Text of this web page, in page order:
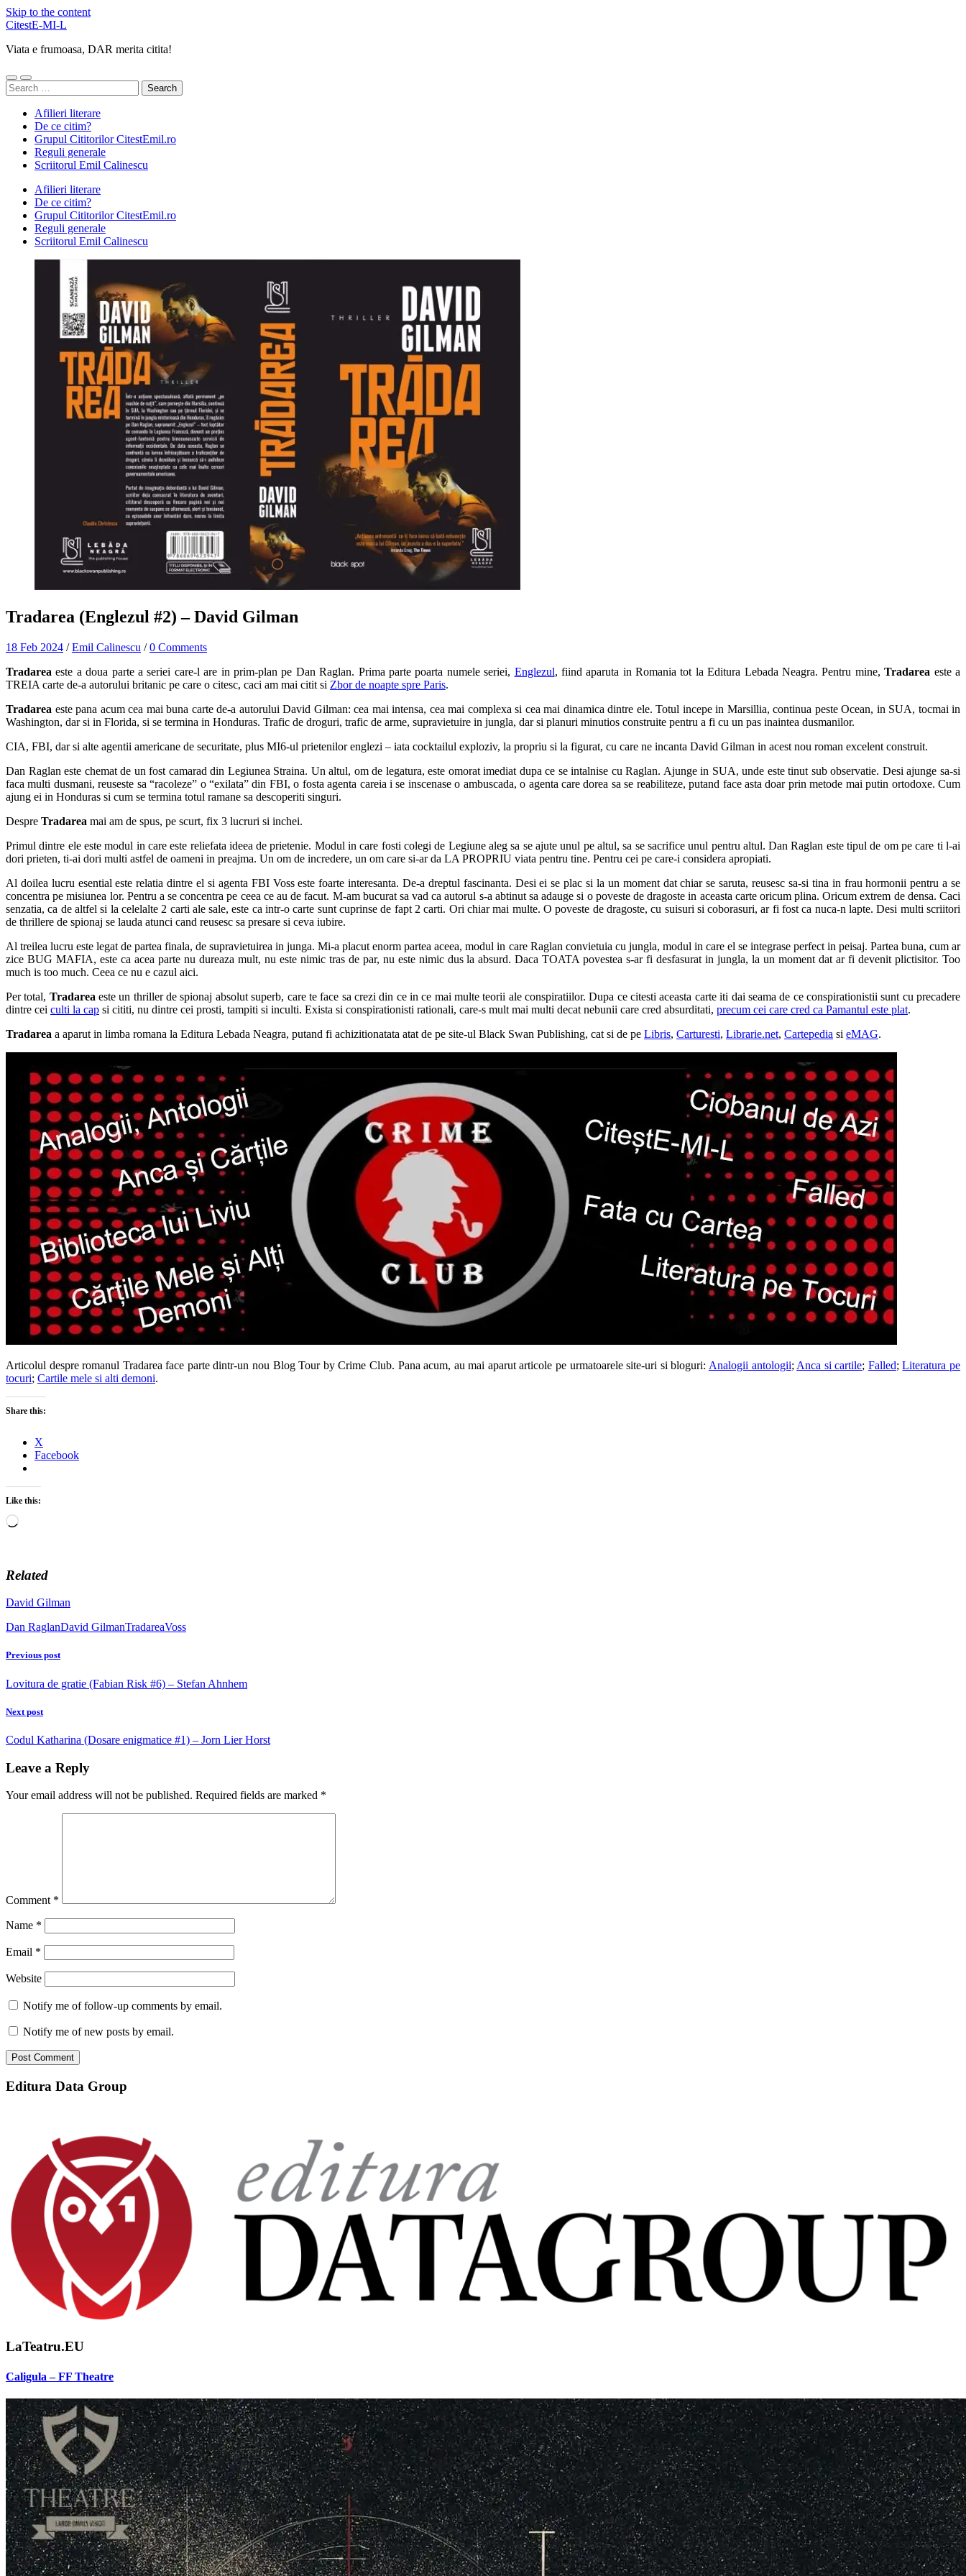
Skip to the content
CitestE-MI-L
Viata e frumoasa, DAR merita citita!
Toggle
mobile
Toggle
search
Search
for:
Afilieri literare
De ce citim?
Grupul Cititorilor CitestEmil.ro
Reguli generale
Scriitorul Emil Calinescu
Afilieri literare
De ce citim?
Grupul Cititorilor CitestEmil.ro
Reguli generale
Scriitorul Emil Calinescu
Tradarea (Englezul #2) – David Gilman
18 Feb 2024 /Emil Calinescu /0 Comments
Tradarea este a doua parte a seriei care-l are in prim-plan pe Dan Raglan. Prima parte poarta numele seriei, Englezul, fiind aparuta in Romania tot la Editura Lebada Neagra. Pentru mine,Tradarea este a
TREIA carte de-a autorului britanic pe care o citesc, caci am mai citit si Zbor de noapte spre Paris.
Tradarea este pana acum cea mai buna carte de-a autorului David Gilman: cea mai intensa, cea mai complexa si cea mai dinamica dintre ele. Totul incepe in Marsillia, continua peste Ocean, in SUA, tocmai in
Washington, dar si in Florida, si se termina in Honduras. Trafic de droguri, trafic de arme, supravietuire in jungla, dar si planuri minutios construite pentru a fi cu un pas inaintea dusmanilor.
CIA, FBI, dar si alte agentii americane de securitate, plus MI6-ul prietenilor englezi – iata cocktailul exploziv, la propriu si la figurat, cu care ne incanta David Gilman in acest nou roman excelent construit.
Dan Raglan este chemat de un fost camarad din Legiunea Straina. Un altul, om de legatura, este omorat imediat dupa ce se intalnise cu Raglan. Ajunge in SUA, unde este tinut sub observatie. Desi ajunge sa-si
faca multi dusmani, reuseste sa “racoleze” o “exilata” din FBI, o fosta agenta careia i se inscenase o ambuscada, o agenta care dorea sa se reabiliteze, putand face asta doar prin metode mai putin ortodoxe. Cum
ajung ei in Honduras si cum se termina totul ramane sa descoperiti singuri.
Despre Tradarea mai am de spus, pe scurt, fix 3 lucruri si inchei.
Primul dintre ele este modul in care este reliefata ideea de prietenie. Modul in care fosti colegi de Legiune aleg sa se ajute unul pe altul, sa se sacrifice unul pentru altul. Dan Raglan este tipul de om pe care ti l-ai
dori prieten, ti-ai dori multi astfel de oameni in preajma. Un om de incredere, un om care si-ar da LA PROPRIU viata pentru tine. Pentru cei pe care-i considera apropiati.
Al doilea lucru esential este relatia dintre el si agenta FBI Voss este foarte interesanta. De-a dreptul fascinanta. Desi ei se plac si la un moment dat chiar se saruta, reusesc sa-si tina in frau hormonii pentru a se
concentra pe misiunea lor. Pentru a se concentra pe ceea ce au de facut. M-am bucurat sa vad ca autorul s-a abtinut sa adauge si o poveste de dragoste in aceasta carte oricum plina. Oricum extrem de densa. Caci
senzatia, ca de altfel si la celelalte 2 carti ale sale, este ca intr-o carte sunt cuprinse de fapt 2 carti. Ori chiar mai multe. O poveste de dragoste, cu suisuri si coborasuri, ar fi fost ca nuca-n lapte. Desi multi scriitori
de thrillere de spionaj se lauda atunci cand reusesc sa presare si ceva iubire.
Al treilea lucru este legat de partea finala, de supravietuirea in junga. Mi-a placut enorm partea aceea, modul in care Raglan convietuia cu jungla, modul in care el se integrase perfect in peisaj. Partea buna, cum ar
zice BUG MAFIA, este ca acea parte nu dureaza mult, nu este nimic tras de par, nu este nimic dus la absurd. Daca TOATA povestea s-ar fi desfasurat in jungla, la un moment dat ar fi devenit plictisitor. Too
much is too much. Ceea ce nu e cazul aici.
Per total, Tradarea este un thriller de spionaj absolut superb, care te face sa crezi din ce in ce mai multe teorii ale conspiratiilor. Dupa ce citesti aceasta carte iti dai seama de ce conspirationistii sunt cu precadere
dintre cei culti la cap si cititi, nu dintre cei prosti, tampiti si inculti. Exista si conspirationisti rationali, care-s mult mai multi decat nebunii care cred absurditati, precum cei care cred ca Pamantul este plat.
Tradarea a aparut in limba romana la Editura Lebada Neagra, putand fi achizitionatata atat de pe site-ul Black Swan Publishing, cat si de pe Libris, Carturesti, Librarie.net, Cartepedia si eMAG.
Articolul despre romanul Tradarea face parte dintr-un nou Blog Tour by Crime Club. Pana acum, au mai aparut articole pe urmatoarele site-uri si bloguri: Analogii antologii; Anca si cartile; Falled;Literatura pe
tocuri; Cartile mele si alti demoni.
Share this:
X
Facebook
Like this:
Loading…
Related
David Gilman
Dan RaglanDavid GilmanTradareaVoss
Previous post
Lovitura de gratie (Fabian Risk #6) – Stefan Ahnhem
Next post
Codul Katharina (Dosare enigmatice #1) – Jorn Lier Horst
Leave a Reply
Your email address will not be published. Required fields are marked *
Comment *
Name *
Email *
Website
Notify me of follow-up comments by email.
Notify me of new posts by email.
Editura Data Group
LaTeatru.EU
Caligula – FF Theatre